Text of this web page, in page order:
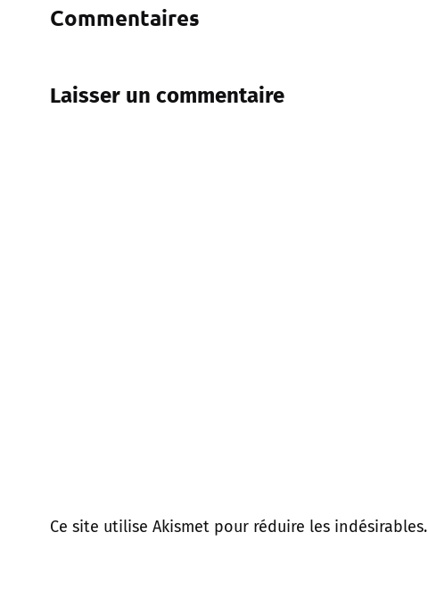
Commentaires
Laisser un commentaire
Ce site utilise Akismet pour réduire les indésirables.